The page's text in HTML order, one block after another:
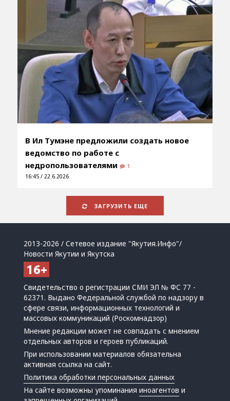
В Ил Тумэне предложили создать новое
ведомство по работе с
недропользователями
1
16:45 / 22.6.2026
ЗАГРУЗИТЬ ЕЩЕ
2013-2026 / Сетевое издание "Якутия.Инфо"/
Новости Якутии и Якутска
Свидетельство о регистрации СМИ ЭЛ № ФС 77 -
62371. Выдано Федеральной службой по надзору в
сфере связи, информационных технологий и
массовых коммуникаций (Роскомнадзор)
Мнение редакции может не совпадать с мнением
отдельных авторов и героев публикаций.
При использовании материалов обязательна
активная ссылка на сайт.
Политика обработки персональных данных
На сайте возможны упоминанияиноагентов и